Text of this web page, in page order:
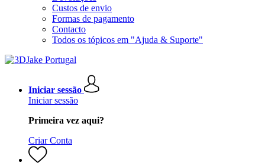
Custos de envio
Formas de pagamento
Contacto
Todos os tópicos em "Ajuda & Suporte"
Iniciar sessão
Iniciar sessão
Primeira vez aqui?
Criar Conta